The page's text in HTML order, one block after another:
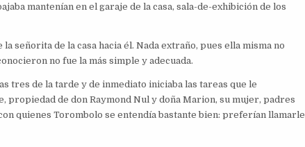
mantenían en el garaje de la casa, sala-de-exhibición de los
señorita de la casa hacia él. Nada extraño, pues ella misma no
no fue la más simple y adecuada.
tres de la tarde y de inmediato iniciaba las tareas que le
de don Raymond Nul y doña Marion, su mujer, padres
quienes Torombolo se entendía bastante bien: preferían llamarle